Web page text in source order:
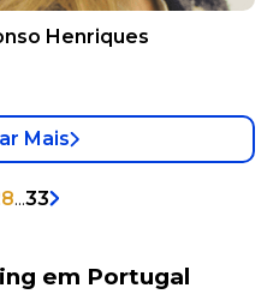
Henriques
Mais
...33
em Portugal